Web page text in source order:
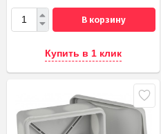
В корзину
Купить в 1 клик